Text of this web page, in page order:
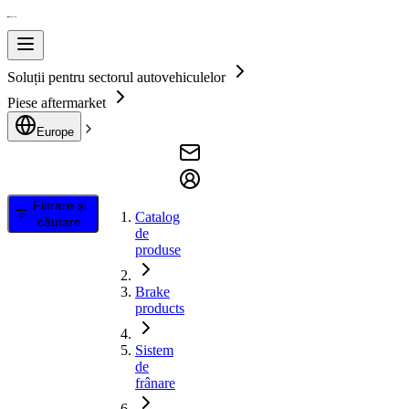
Soluții pentru sectorul autovehiculelor
Piese aftermarket
Europe
Filtrare și
căutare
Catalog
de
produse
Brake
products
Sistem
de
frânare